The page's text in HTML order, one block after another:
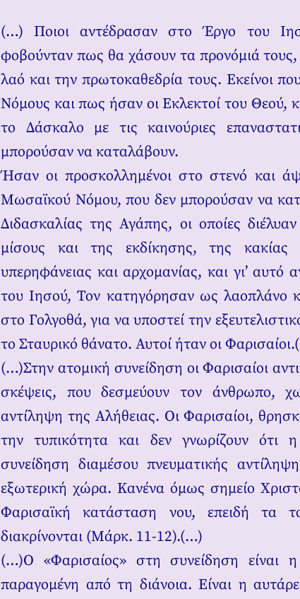
(…) Ποιοι αντέδρασαν στο Έργο του
φοβούνταν πως θα χάσουν τα προνόμιά
λαό και την πρωτοκαθεδρία τους. Εκείνοι
Νόμους και πως ήσαν οι Εκλεκτοί του Θεού,
το Δάσκαλο με τις καινούριες
μπορούσαν να καταλάβουν.
Ήσαν οι προσκολλημένοι στο στενό και
Μωσαϊκού Νόμου, που δεν μπορούσαν να
Διδασκαλίας της Αγάπης, οι οποίες
μίσους και της εκδίκησης, της κακίας
υπερηφάνειας και αρχομανίας, και γι’ αυτό
του Ιησού, Τον κατηγόρησαν ως λαοπλάνο
στο Γολγοθά, για να υποστεί την
το Σταυρικό θάνατο. Αυτοί ήταν οι
(…)Στην ατομική συνείδηση οι Φαρισαίοι
σκέψεις, που δεσμεύουν τον άνθρωπο,
αντίληψη της Αλήθειας. Οι Φαρισαίοι,
την τυπικότητα και δεν γνωρίζουν ότι
συνείδηση διαμέσου πνευματικής
εξωτερική χώρα. Κανένα όμως σημείο
Φαρισαϊκή κατάσταση νου, επειδή τα
διακρίνονται (Μάρκ. 11-12).(…)
(…)Ο «Φαρισαίος» στη συνείδηση είναι
παραγομένη από τη διάνοια. Είναι η